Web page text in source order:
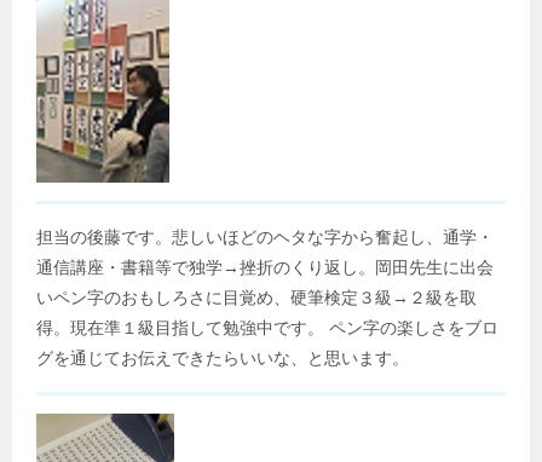
担当の後藤です。悲しいほどのヘタな字から奮起し、通学・
通信講座・書籍等で独学→挫折のくり返し。岡田先生に出会
いペン字のおもしろさに目覚め、硬筆検定３級→２級を取
得。現在準１級目指して勉強中です。 ペン字の楽しさをブロ
グを通じてお伝えできたらいいな、と思います。